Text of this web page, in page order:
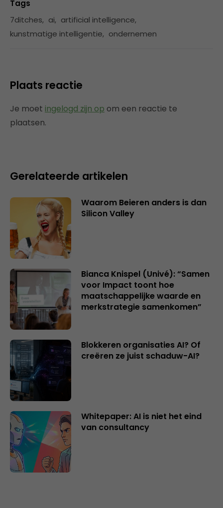
Tags
7ditches, ai, artificial intelligence,
kunstmatige intelligentie, ondernemen
Plaats reactie
Je moet ingelogd zijn op om een reactie te
plaatsen.
Gerelateerde artikelen
Waarom Beieren anders is dan
Silicon Valley
Bianca Knispel (Univé): “Samen
voor Impact toont hoe
maatschappelijke waarde en
merkstrategie samenkomen”
Blokkeren organisaties AI? Of
creëren ze juist schaduw-AI?
Whitepaper: AI is niet het eind
van consultancy